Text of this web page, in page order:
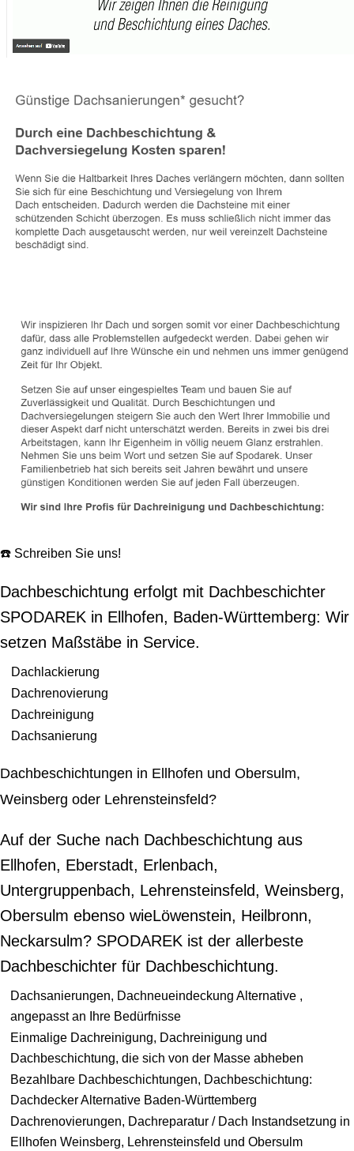
☎️ Schreiben Sie uns!
Dachbeschichtung erfolgt mit Dachbeschichter
SPODAREK in Ellhofen, Baden-Württemberg: Wir
setzen Maßstäbe in Service.
Dachlackierung
Dachrenovierung
Dachreinigung
Dachsanierung
Dachbeschichtungen in Ellhofen und Obersulm,
Weinsberg oder Lehrensteinsfeld?
Auf der Suche nach Dachbeschichtung aus
Ellhofen, Eberstadt, Erlenbach,
Untergruppenbach, Lehrensteinsfeld, Weinsberg,
Obersulm ebenso wieLöwenstein, Heilbronn,
Neckarsulm? SPODAREK ist der allerbeste
Dachbeschichter für Dachbeschichtung.
Dachsanierungen, Dachneueindeckung Alternative ,
angepasst an Ihre Bedürfnisse
Einmalige Dachreinigung, Dachreinigung und
Dachbeschichtung, die sich von der Masse abheben
Bezahlbare Dachbeschichtungen, Dachbeschichtung:
Dachdecker Alternative Baden-Württemberg
Dachrenovierungen, Dachreparatur / Dach Instandsetzung in
Ellhofen Weinsberg, Lehrensteinsfeld und Obersulm